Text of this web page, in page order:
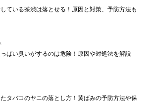
ている茶渋は落とせる！原因と対策、予防方法も
ぱい臭いがするのは危険！原因や対処法を解説
タバコのヤニの落とし方！黄ばみの予防方法や保